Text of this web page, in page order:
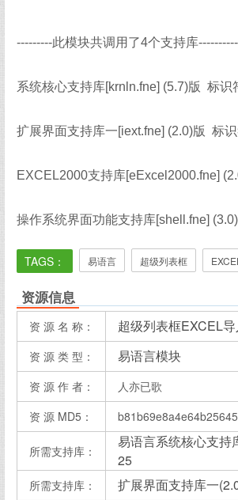
---------此模块共调用了4个支持库----------
系统核心支持库[krnln.fne] (5.7)版 标
扩展界面支持库一[iext.fne] (2.0)版 标
EXCEL2000支持库[eExcel2000.fne]
操作系统界面功能支持库[shell.fne]
TAGS： 易语言 超级列表框 EXCEL
资源信息
资 源 名 称： 超级列表框EXCEL
资 源 类 型： 易语言模块
资 源 作 者：
人亦已歌
资 源 MD5：
所需支持库：
易语言系统核心支持
25
所需支持库： 扩展界面支持库一